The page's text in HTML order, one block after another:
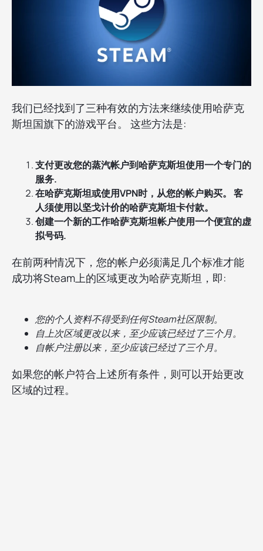
我们已经找到了三种有效的方法来继续使用哈萨克
斯坦国旗下的游戏平台。 这些方法是:
支付更改您的蒸汽帐户到哈萨克斯坦使用一个专门的
服务.
在哈萨克斯坦或使用VPN时，从您的帐户购买。 客
人须使用以坚戈计价的哈萨克斯坦卡付款。
创建一个新的工作哈萨克斯坦帐户使用一个便宜的虚
拟号码.
在前两种情况下，您的帐户必须满足几个标准才能
成功将Steam上的区域更改为哈萨克斯坦，即:
您的个人资料不得受到任何Steam社区限制。
自上次区域更改以来，至少应该已经过了三个月。
自帐户注册以来，至少应该已经过了三个月。
如果您的帐户符合上述所有条件，则可以开始更改
区域的过程。